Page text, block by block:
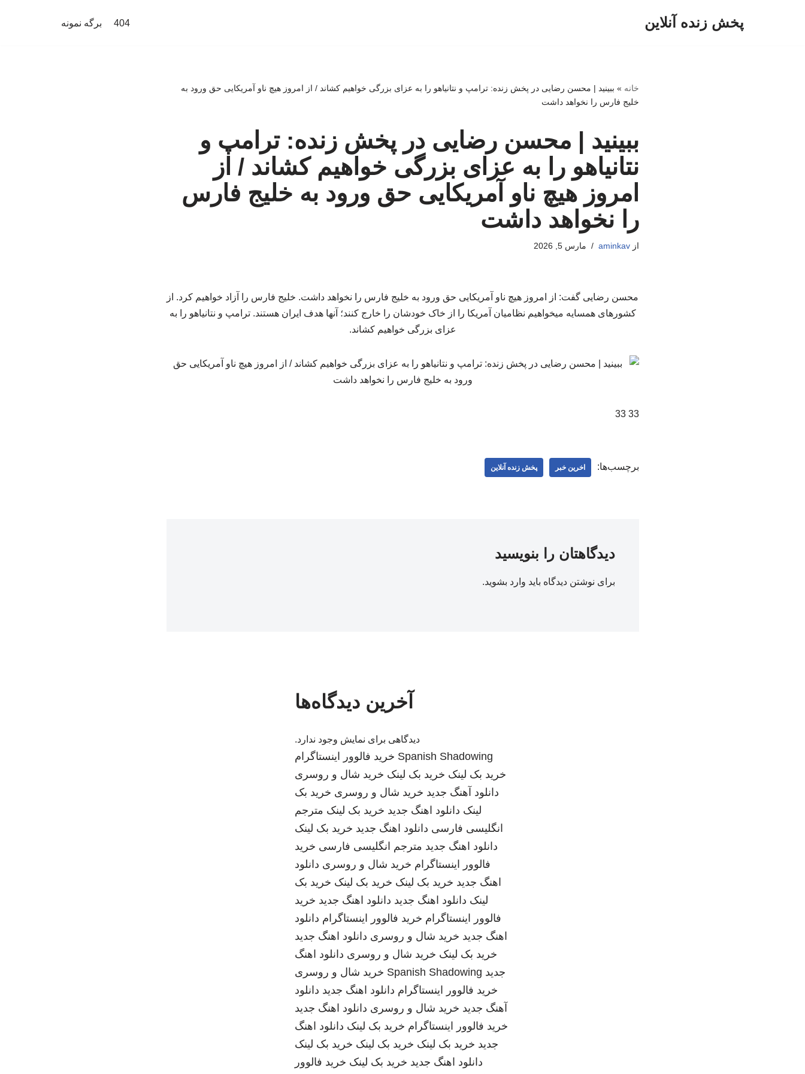
پخش زنده آنلاین 404 برگه نمونه
خانه » ببینید | محسن رضایی در پخش زنده: ترامپ و نتانیاهو را به عزای بزرگی خواهیم کشاند / از امروز هیچ ناو آمریکایی حق ورود به
خلیج فارس را نخواهد داشت
ببینید | محسن رضایی در پخش زنده: ترامپ و
نتانیاهو را به عزای بزرگی خواهیم کشاند / از
امروز هیچ ناو آمریکایی حق ورود به خلیج فارس
را نخواهد داشت
ازaminkav مارس 5, 2026
محسن رضایی گفت: از امروز هیچ ناو آمریکایی حق ورود به خلیج فارس را نخواهد داشت. خلیج فارس را آزاد خواهیم کرد. از
کشورهای همسایه میخواهیم نظامیان آمریکا را از خاک خودشان را خارج کنند؛ آنها هدف ایران هستند. ترامپ و نتانیاهو را به
عزای بزرگی خواهیم کشاند.
33 33
برچسب‌ها: اخرین خبر پخش زنده آنلاین
دیدگاهتان را بنویسید
برای نوشتن دیدگاه باید وارد بشوید.
آخرین دیدگاه‌ها
دیدگاهی برای نمایش وجود ندارد.
Spanish Shadowing خرید فالوور اینستاگرام
خرید بک لینک خرید بک لینک خرید شال و روسری
دانلود آهنگ جدید خرید شال و روسری خرید بک
لینک دانلود اهنگ جدید خرید بک لینک مترجم
انگلیسی فارسی دانلود اهنگ جدید خرید بک لینک
دانلود اهنگ جدید مترجم انگلیسی فارسی خرید
فالوور اینستاگرام خرید شال و روسری دانلود
اهنگ جدید خرید بک لینک خرید بک لینک خرید بک
لینک دانلود اهنگ جدید دانلود اهنگ جدید خرید
فالوور اینستاگرام خرید فالوور اینستاگرام دانلود
اهنگ جدید خرید شال و روسری دانلود اهنگ جدید
خرید بک لینک خرید شال و روسری دانلود اهنگ
جدید Spanish Shadowing خرید شال و روسری
خرید فالوور اینستاگرام دانلود اهنگ جدید دانلود
آهنگ جدید خرید شال و روسری دانلود اهنگ جدید
خرید فالوور اینستاگرام خرید بک لینک دانلود اهنگ
جدید خرید بک لینک خرید بک لینک خرید بک لینک
دانلود اهنگ جدید خرید بک لینک خرید فالوور